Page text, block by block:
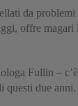
da
offre
Fullin –
due